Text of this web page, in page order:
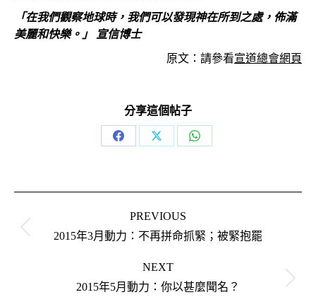
「在我們觀察地球時，我們可以發現神在所到之處，佈滿
美麗和快樂。」 宣信博士
原文：請參看宣道總會網頁
分享這個帖子
Share
Share
Share
PREVIOUS
Previous
post:
2015年3月動力：不再拼命抓緊；被緊抱罷
NEXT
Next
post:
2015年5月動力：你以甚麼聞名？